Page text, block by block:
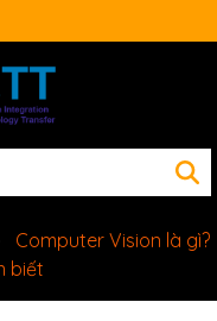
Computer Vision là gì?
biết